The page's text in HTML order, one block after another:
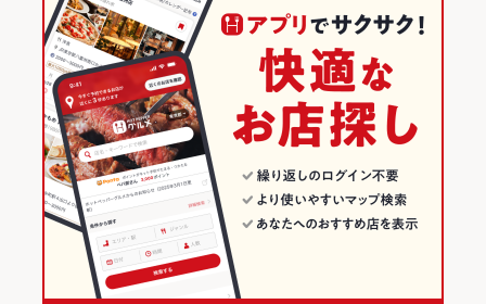
TV・プロジ
ェクタ
あり
その他設備
その他ご要望などございましたらお気軽にお問い合わせくださ
い。
その他
飲み放題
あり ：生ビール/カクテル/ソフトドリンク/焼酎/ウィスキー/ワイ
ン/日本酒 etc豊富な品揃え！
あり ：鉄板ステーキをはじめとした人気のおすすめ料理が食べ
放題！ジェラート＆アイス食べ放題もあります♪
洋・和洋・各国料理・その他
熊本市(上通り･下通り･新市街) × 居酒屋
熊本市(上通り･下通り･新市街) × 洋・和洋・各国料理・その他
通町筋駅 × 居酒屋
通町筋駅 × 洋・和洋・各国料理・その他
熊本 × ダイニングバー・バル
熊本 × 洋・和洋・各国料理・その他
熊本 × 居酒屋
熊本 × 洋・和洋・各国料理・その他
熊本市(上通り･下通り･新市街)のダイニングバー・バルランキング
下通り（通町筋～銀座通り）のグルメランキング
下通り（通町筋～銀座通り）のダイニングバー・バルランキング